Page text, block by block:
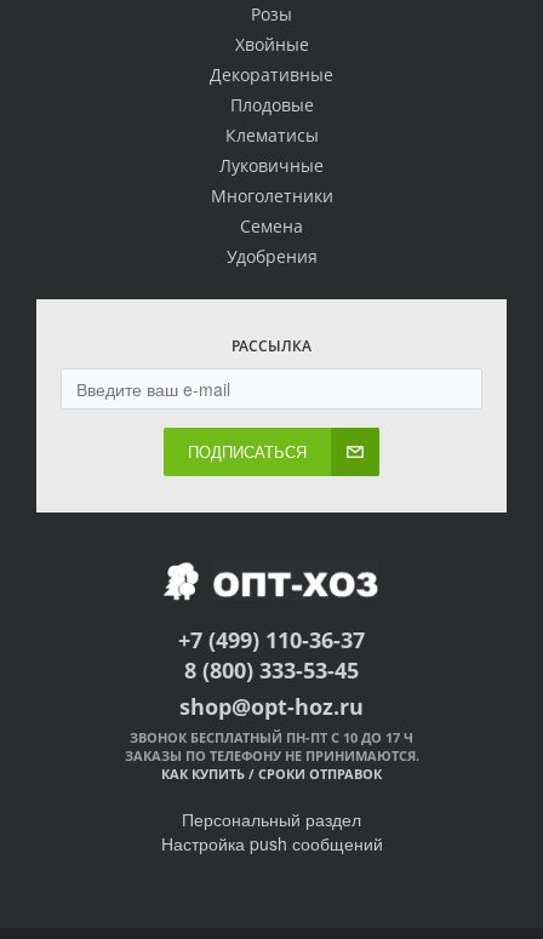
Розы
Хвойные
Декоративные
Плодовые
Клематисы
Луковичные
Многолетники
Семена
Удобрения
РАССЫЛКА
ПОДПИСАТЬСЯ
+7 (499) 110-36-37
8 (800) 333-53-45
shop@opt-hoz.ru
ЗВОНОК БЕСПЛАТНЫЙ ПН-ПТ С 10 ДО 17 Ч
ЗАКАЗЫ ПО ТЕЛЕФОНУ НЕ ПРИНИМАЮТСЯ.
КАК КУПИТЬ / СРОКИ ОТПРАВОК
Персональный раздел
Настройка push сообщений